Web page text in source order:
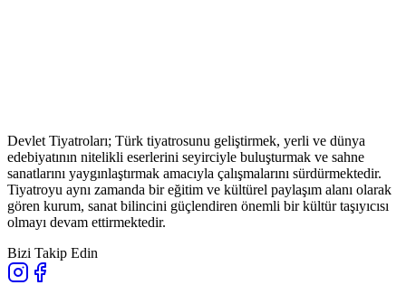
Devlet Tiyatroları; Türk tiyatrosunu geliştirmek, yerli ve dünya
edebiyatının nitelikli eserlerini seyirciyle buluşturmak ve sahne
sanatlarını yaygınlaştırmak amacıyla çalışmalarını sürdürmektedir.
Tiyatroyu aynı zamanda bir eğitim ve kültürel paylaşım alanı olarak
gören kurum, sanat bilincini güçlendiren önemli bir kültür taşıyıcısı
olmayı devam ettirmektedir.
Bizi Takip Edin